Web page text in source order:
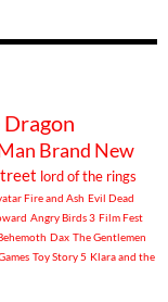
Brand New
lord of the rings
Fire and Ash Evil Dead
Angry Birds 3 Film Fest
Dax The Gentlemen
Toy Story 5 Klara and the